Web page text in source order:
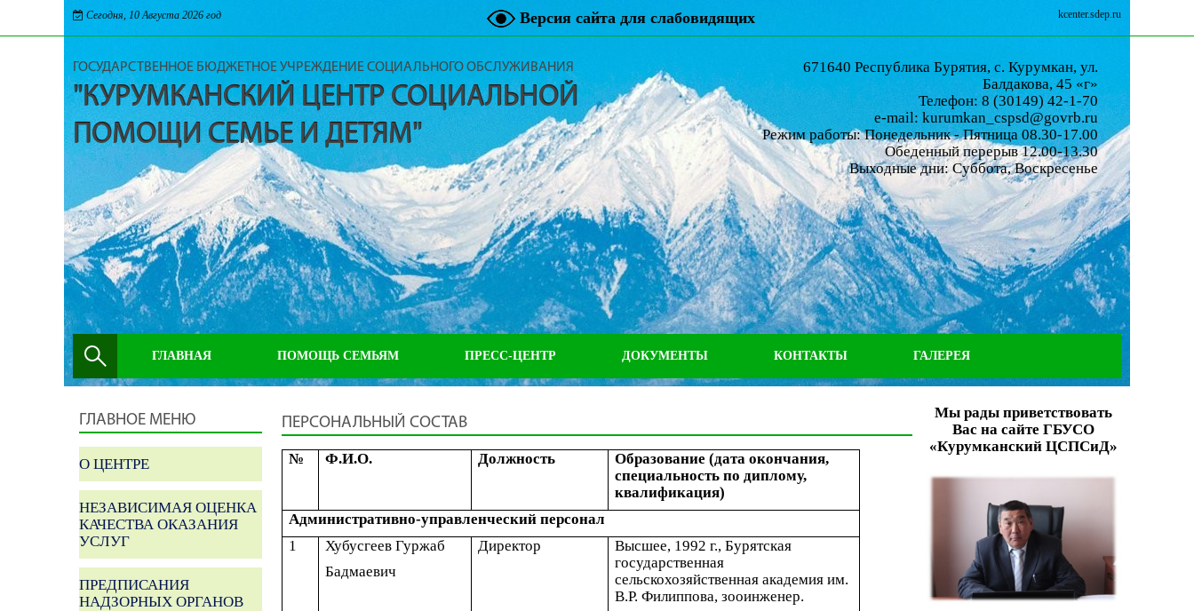
Сегодня, 10 Августа 2026 год Версия сайта для слабовидящих kcenter.sdep.ru
ГОСУДАРСТВЕННОЕ БЮДЖЕТНОЕ УЧРЕЖДЕНИЕ СОЦИАЛЬНОГО ОБСЛУЖИВАНИЯ
"КУРУМКАНСКИЙ ЦЕНТР СОЦИАЛЬНОЙ
ПОМОЩИ СЕМЬЕ И ДЕТЯМ"
671640 Республика Бурятия, с. Курумкан, ул.
Балдакова, 45 «г»
Телефон: 8 (30149) 42-1-70
e-mail: kurumkan_cspsd@govrb.ru
Режим работы: Понедельник - Пятница 08.30-17.00
Обеденный перерыв 12.00-13.30
Выходные дни: Суббота, Воскресенье
ГЛАВНАЯ ПОМОЩЬ СЕМЬЯМ ПРЕСС-ЦЕНТР ДОКУМЕНТЫ КОНТАКТЫ ГАЛЕРЕЯ
ГЛАВНОЕ МЕНЮ
О ЦЕНТРЕ
НЕЗАВИСИМАЯ ОЦЕНКА
КАЧЕСТВА ОКАЗАНИЯ
УСЛУГ
ПРЕДПИСАНИЯ
НАДЗОРНЫХ ОРГАНОВ
ПЕРСОНАЛЬНЫЙ СОСТАВ
№ Ф.И.О. Должность
Образование (дата окончания,
специальность по диплому,
квалификация)
Административно-управленческий персонал
1
Хубусгеев Гуржаб
Бадмаевич
Директор
Высшее, 1992 г., Бурятская
государственная
сельскохозяйственная академия им.
В.Р. Филиппова, зооинженер.
Мы рады приветствовать
Вас на сайте ГБУСО
«Курумканский ЦСПСиД»